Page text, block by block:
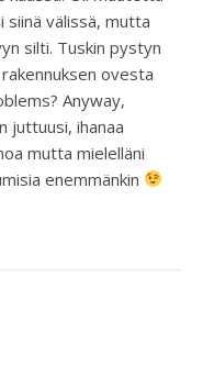
siinä välissä, mutta
silti. Tuskin pystyn
ovesta
Anyway,
juttuusi, ihanaa
mutta mielelläni
enemmänkin